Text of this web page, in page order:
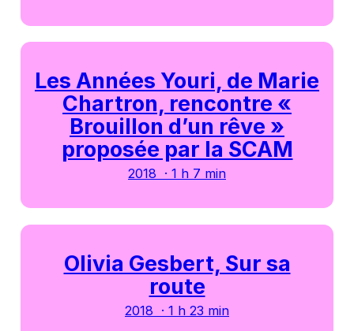
Les Années Youri, de Marie
Chartron, rencontre «
Brouillon d’un rêve »
proposée par la SCAM
2018 · 1 h 7 min
Olivia Gesbert, Sur sa
route
2018 · 1 h 23 min